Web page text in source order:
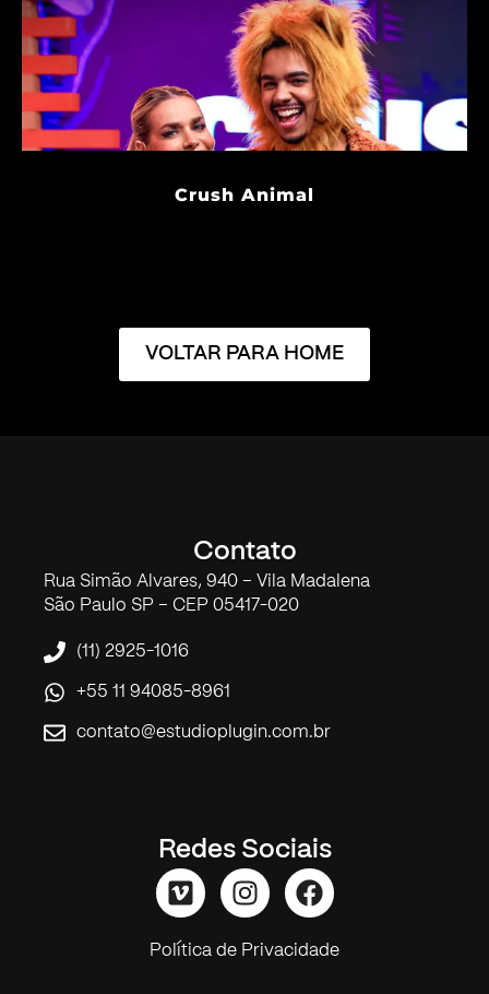
Crush Animal
VOLTAR PARA HOME
Contato
Rua Simão Alvares, 940 – Vila Madalena
São Paulo SP – CEP 05417-020
(11) 2925-1016
+55 11 94085-8961
contato@estudioplugin.com.br
Redes Sociais
Política de Privacidade